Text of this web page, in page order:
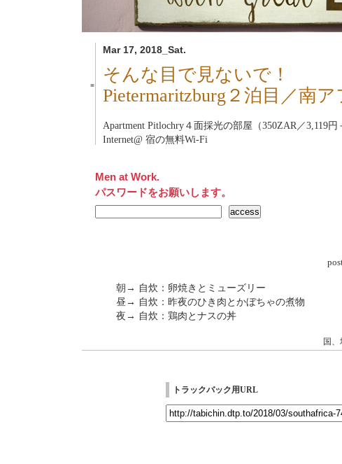
Mar 17, 2018_Sat.
■
そんな目で見ないで！
Pietermaritzburg２泊目／南ア
Apartment Pitlochry４面採光の部屋（350ZAR／3,119円
Internet@ 宿の無料Wi-Fi
Men at Work.
パスワードをお願いします。
朝→ 自炊：卵焼きとミューズリー
昼→ 自炊：昨夜のひき肉とかぼちゃの煮物
夜→ 自炊：鶏肉とナスの丼
国、
トラックバック用URL